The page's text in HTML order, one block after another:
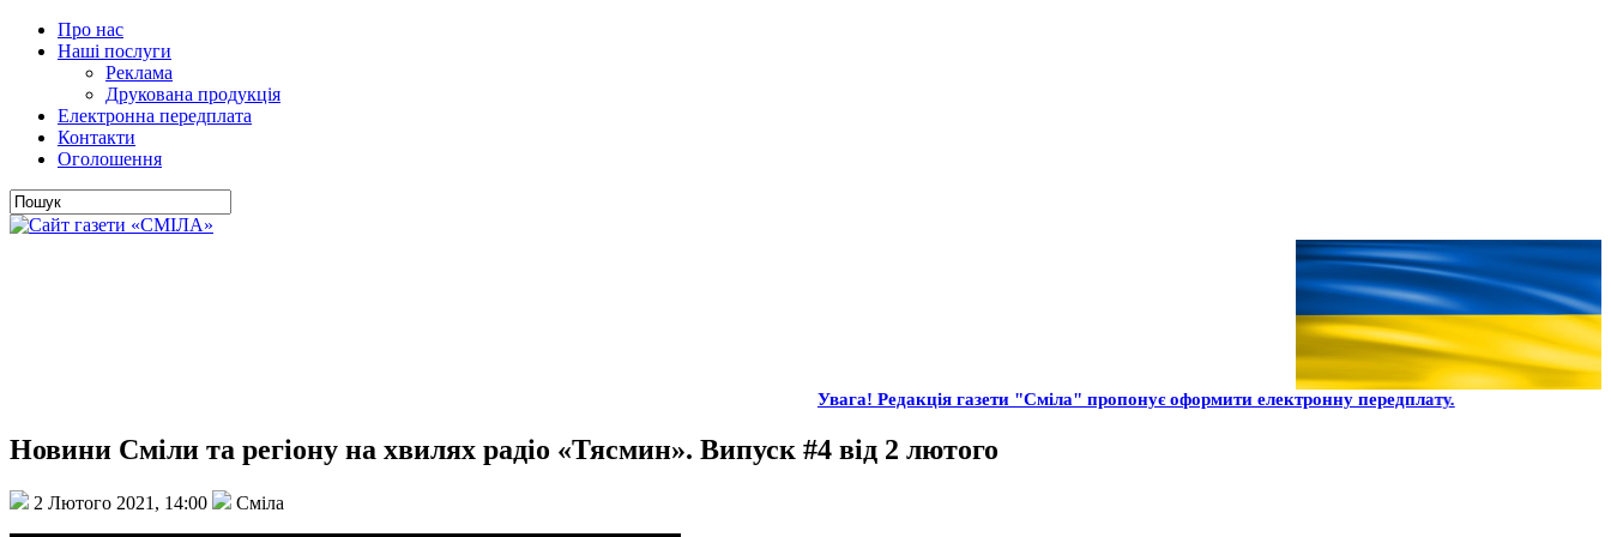
Про нас
Наші послуги
Реклама
Друкована продукція
Електронна передплата
Контакти
Оголошення
Увага! Редакція газети "Сміла" пропонує оформити електронну передплату.
Новини Сміли та регіону на хвилях радіо «Тясмин». Випуск #4 від 2 лютого
2 Лютого 2021, 14:00 Сміла